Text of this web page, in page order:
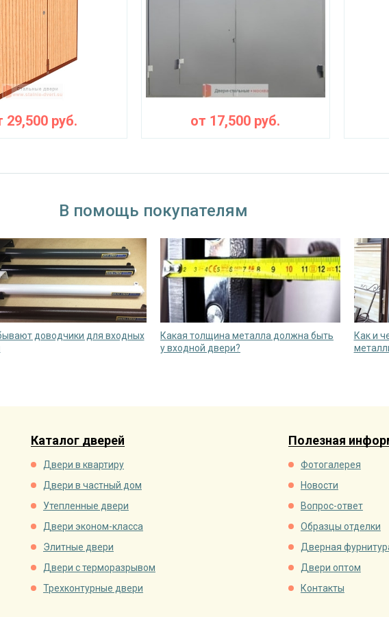
29,500руб. от 17,500 руб.
В помощь покупателям
доводчики для входных
Какая толщина металла должна быть
у входной двери?
Как и
Каталог дверей
Двери в квартиру
Двери в частный дом
Утепленные двери
Двери эконом-класса
Элитные двери
Двери с терморазрывом
Трехконтурные двери
Полезная
Фотогалерея
Новости
Вопрос-ответ
Образцы отделки
Дверная
Двери оптом
Контакты